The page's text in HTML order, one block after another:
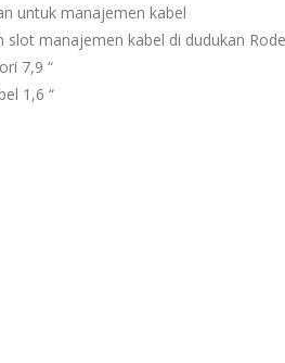
untuk manajemen kabel
slot manajemen kabel di dudukan
7,9 “
1,6 “